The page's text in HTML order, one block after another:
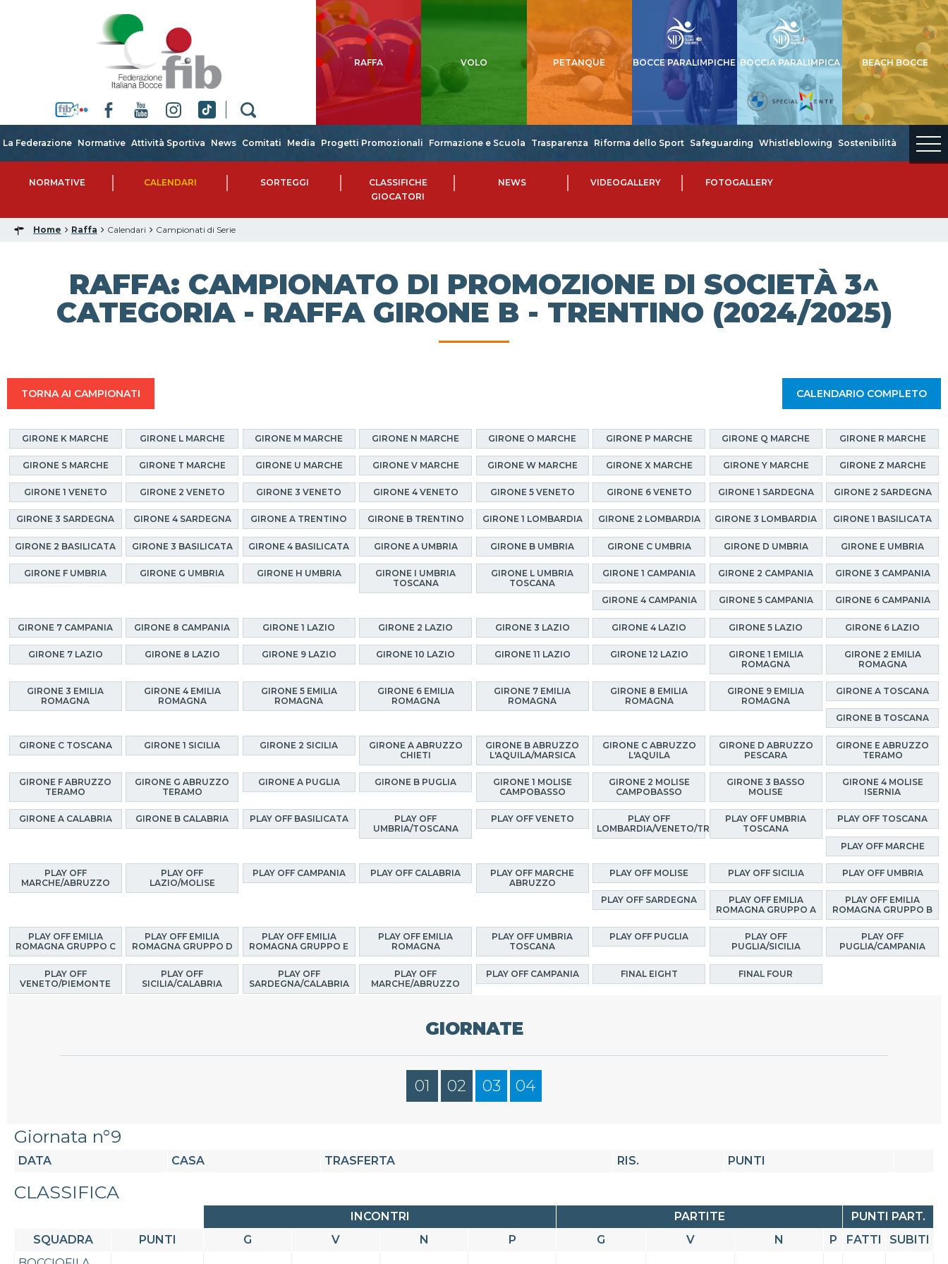
RAFFA VOLO PETANQUE BOCCE PARALIMPICHE BOCCIA PARALIMPICA BEACH BOCCE
La Federazione Normative Attività Sportiva News Comitati Media Progetti Promozionali Formazione e Scuola Trasparenza Riforma dello Sport Safeguarding Whistleblowing Sostenibilità
NORMATIVE CALENDARI SORTEGGI
CLASSIFICHE
GIOCATORI
NEWS VIDEOGALLERY FOTOGALLERY
Home Raffa Calendari Campionati di Serie
RAFFA: CAMPIONATO DI PROMOZIONE DI SOCIETÀ 3^
CATEGORIA - RAFFA GIRONE B - TRENTINO (2024/2025)
TORNA AI CAMPIONATI CALENDARIO COMPLETO
GIRONE K MARCHE GIRONE L MARCHE GIRONE M MARCHE GIRONE N MARCHE GIRONE O MARCHE GIRONE P MARCHE GIRONE Q MARCHE GIRONE R MARCHE
GIRONE S MARCHE GIRONE T MARCHE GIRONE U MARCHE GIRONE V MARCHE GIRONE W MARCHE GIRONE X MARCHE GIRONE Y MARCHE GIRONE Z MARCHE
GIRONE 1 VENETO GIRONE 2 VENETO GIRONE 3 VENETO GIRONE 4 VENETO GIRONE 5 VENETO GIRONE 6 VENETO GIRONE 1 SARDEGNA GIRONE 2 SARDEGNA
GIRONE 3 SARDEGNA GIRONE 4 SARDEGNA GIRONE A TRENTINO GIRONE B TRENTINO GIRONE 1 LOMBARDIA GIRONE 2 LOMBARDIA GIRONE 3 LOMBARDIA GIRONE 1 BASILICATA
GIRONE 2 BASILICATA GIRONE 3 BASILICATA GIRONE 4 BASILICATA GIRONE A UMBRIA GIRONE B UMBRIA GIRONE C UMBRIA GIRONE D UMBRIA GIRONE E UMBRIA
GIRONE F UMBRIA GIRONE G UMBRIA GIRONE H UMBRIA
GIRONE I UMBRIA
TOSCANA
GIRONE L UMBRIA
TOSCANA
GIRONE 1 CAMPANIA GIRONE 2 CAMPANIA GIRONE 3 CAMPANIA
GIRONE 4 CAMPANIA GIRONE 5 CAMPANIA GIRONE 6 CAMPANIA
GIRONE 7 CAMPANIA GIRONE 8 CAMPANIA GIRONE 1 LAZIO GIRONE 2 LAZIO GIRONE 3 LAZIO GIRONE 4 LAZIO GIRONE 5 LAZIO GIRONE 6 LAZIO
GIRONE 7 LAZIO GIRONE 8 LAZIO GIRONE 9 LAZIO GIRONE 10 LAZIO GIRONE 11 LAZIO GIRONE 12 LAZIO
GIRONE 1 EMILIA
ROMAGNA
GIRONE 2 EMILIA
ROMAGNA
GIRONE 3 EMILIA
ROMAGNA
GIRONE 4 EMILIA
ROMAGNA
GIRONE 5 EMILIA
ROMAGNA
GIRONE 6 EMILIA
ROMAGNA
GIRONE 7 EMILIA
ROMAGNA
GIRONE 8 EMILIA
ROMAGNA
GIRONE 9 EMILIA
ROMAGNA
GIRONE A TOSCANA
GIRONE B TOSCANA
GIRONE C TOSCANA GIRONE 1 SICILIA GIRONE 2 SICILIA
GIRONE A ABRUZZO
CHIETI
GIRONE B ABRUZZO
L'AQUILA/MARSICA
GIRONE C ABRUZZO
L'AQUILA
GIRONE D ABRUZZO
PESCARA
GIRONE E ABRUZZO
TERAMO
GIRONE F ABRUZZO
TERAMO
GIRONE G ABRUZZO
TERAMO
GIRONE A PUGLIA GIRONE B PUGLIA
GIRONE 1 MOLISE
CAMPOBASSO
GIRONE 2 MOLISE
CAMPOBASSO
GIRONE 3 BASSO
MOLISE
GIRONE 4 MOLISE
ISERNIA
GIRONE A CALABRIA GIRONE B CALABRIA PLAY OFF BASILICATA
PLAY OFF
UMBRIA/TOSCANA
PLAY OFF VENETO
PLAY OFF
LOMBARDIA/VENETO/TRENTINO
PLAY OFF UMBRIA
TOSCANA
PLAY OFF TOSCANA
PLAY OFF MARCHE
PLAY OFF
MARCHE/ABRUZZO
PLAY OFF
LAZIO/MOLISE
PLAY OFF CAMPANIA PLAY OFF CALABRIA
PLAY OFF MARCHE
ABRUZZO
PLAY OFF MOLISE PLAY OFF SICILIA PLAY OFF UMBRIA
PLAY OFF SARDEGNA
PLAY OFF EMILIA
ROMAGNA GRUPPO A
PLAY OFF EMILIA
ROMAGNA GRUPPO B
PLAY OFF EMILIA
ROMAGNA GRUPPO C
PLAY OFF EMILIA
ROMAGNA GRUPPO D
PLAY OFF EMILIA
ROMAGNA GRUPPO E
PLAY OFF EMILIA
ROMAGNA
PLAY OFF UMBRIA
TOSCANA
PLAY OFF PUGLIA
PLAY OFF
PUGLIA/SICILIA
PLAY OFF
PUGLIA/CAMPANIA
PLAY OFF
VENETO/PIEMONTE
PLAY OFF
SICILIA/CALABRIA
PLAY OFF
SARDEGNA/CALABRIA
PLAY OFF
MARCHE/ABRUZZO
PLAY OFF CAMPANIA FINAL EIGHT FINAL FOUR
GIORNATE
01 02 03 04
Giornata n°9
DATA CASA TRASFERTA RIS. PUNTI
CLASSIFICA
INCONTRI PARTITE
PUNTI PART.
SQUADRA
PUNTI G V N P G V N P FATTI
SUBITI